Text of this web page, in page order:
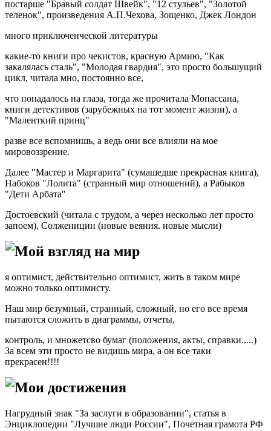
постарше "Бравый солдат Швейк", "12 стульев", "Золотой
теленок", произведения А.П.Чехова, Зощенко, Джек Лондон
много приключенческой литературы
какие-то книги про чекистов, красную Армию, "Как
закалялась сталь", "Молодая гвардия", это просто большущий
цикл, читала мно, постоянно все,
что попадалось на глаза, тогда же прочитала Мопассана,
книги детективов (зарубежных на тот момент жизни), а
"Маленткий принц"
разве все вспомнишь, а ведь они все влияли на мое
мировоззрение.
Далее "Мастер и Маргарита" (сумашедше прекрасная книга),
Набоков "Лолита" (странный мир отношений), а Рабыков
"Дети Арбата"
Достоевский (читала с трудом, а через несколько лет просто
запоем), Солженицин (новые веяния. новые мысли)
Мой взгляд на мир
я оптимист, действительно оптимист, жить в таком мире
можно только оптимисту.
Наш мир безумный, странный, сложный, но его все время
пытаются сложить в диаграммы, отчеты,
контроль, и множетсво бумаг (положения, акты, справки.....)
За всем эти просто не видишь мира, а он все таки
прекрасен!!!!
Мои достижения
Нагрудный знак "За заслуги в образовании", статья в
Энциклопедии "Лучшие люди России", Почетная грамота РФ